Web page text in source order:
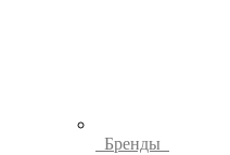
Бренды